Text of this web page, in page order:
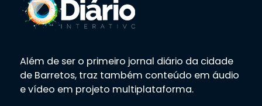
Além de ser o primeiro jornal diário da cidade
de Barretos, traz também conteúdo em áudio
e vídeo em projeto multiplataforma.